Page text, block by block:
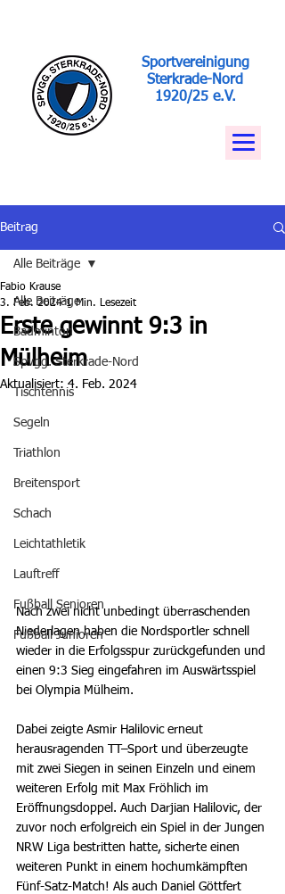
Sportvereinigung
Sterkrade-Nord
1920/25 e.V.
Beitrag
Alle Beiträge
Badminton
Spvgg. Sterkrade-Nord
Tischtennis
Segeln
Triathlon
Breitensport
Schach
Leichtathletik
Lauftreff
Fußball Senioren
Fußball Junioren
Alle Beiträge
Erste gewinnt 9:3 in
Mülheim
Fabio Krause
3. Feb. 2024 1 Min. Lesezeit
Aktualisiert:4. Feb. 2024
Nach zwei nicht unbedingt überraschenden
Niederlagen haben die Nordsportler schnell
wieder in die Erfolgsspur zurückgefunden und
einen 9:3 Sieg eingefahren im Auswärtsspiel
bei Olympia Mülheim.
Dabei zeigte Asmir Halilovic erneut
herausragenden TT–Sport und überzeugte
mit zwei Siegen in seinen Einzeln und einem
weiteren Erfolg mit Max Fröhlich im
Eröffnungsdoppel. Auch Darjian Halilovic, der
zuvor noch erfolgreich ein Spiel in der Jungen
NRW Liga bestritten hatte, sicherte einen
weiteren Punkt in einem hochumkämpften
Fünf-Satz-Match! Als auch Daniel Göttfert